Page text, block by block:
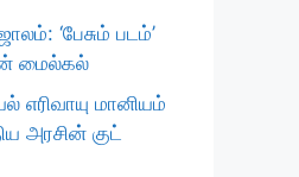
‘பேசும் படம்’
மைல்கல்
மானியம்
அரசின் குட்